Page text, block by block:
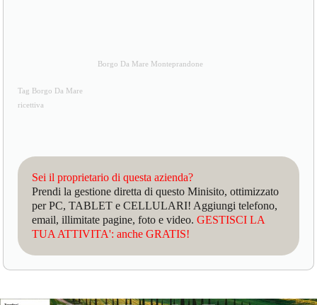
Borgo Da Mare Monteprandone
Tag Borgo Da Mare
ricettiva
Sei il proprietario di questa azienda?
Prendi la gestione diretta di questo Minisito, ottimizzato
per PC, TABLET e CELLULARI! Aggiungi telefono,
email, illimitate pagine, foto e video.GESTISCI LA
TUA ATTIVITA': anche GRATIS!